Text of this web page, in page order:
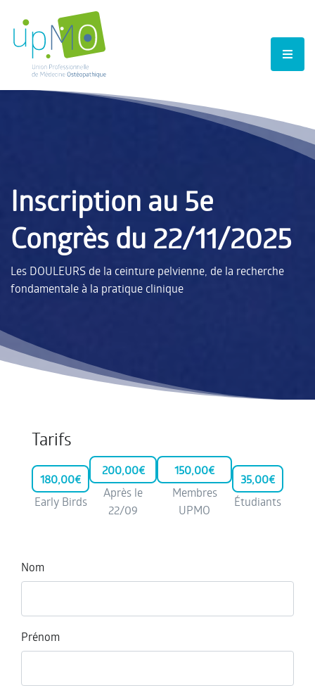
Inscription au 5e
Congrès du 22/11/2025
Les DOULEURS de la ceinture pelvienne, de la recherche
fondamentale à la pratique clinique
Tarifs
180,00€
Early Birds
200,00€
Après le
22/09
150,00€
Membres
UPMO
35,00€
Étudiants
Nom
Prénom